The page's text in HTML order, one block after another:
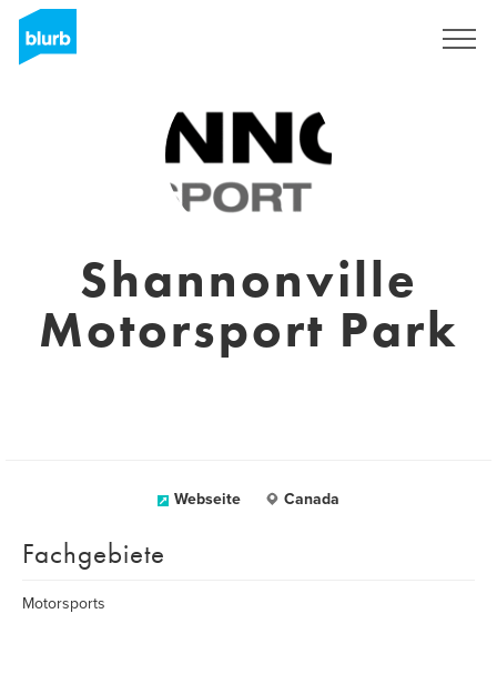
Shannonville
Motorsport Park
Webseite Canada
Fachgebiete
Motorsports